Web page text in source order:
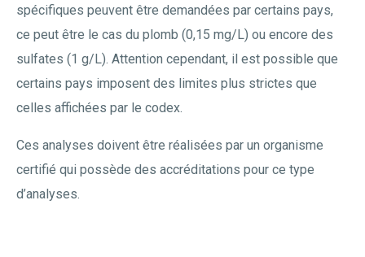
spécifiques peuvent être demandées par certains pays,
ce peut être le cas du plomb (0,15 mg/L) ou encore des
sulfates (1 g/L). Attention cependant, il est possible que
certains pays imposent des limites plus strictes que
celles affichées par le codex.
Ces analyses doivent être réalisées par un organisme
certifié qui possède des accréditations pour ce type
d’analyses.